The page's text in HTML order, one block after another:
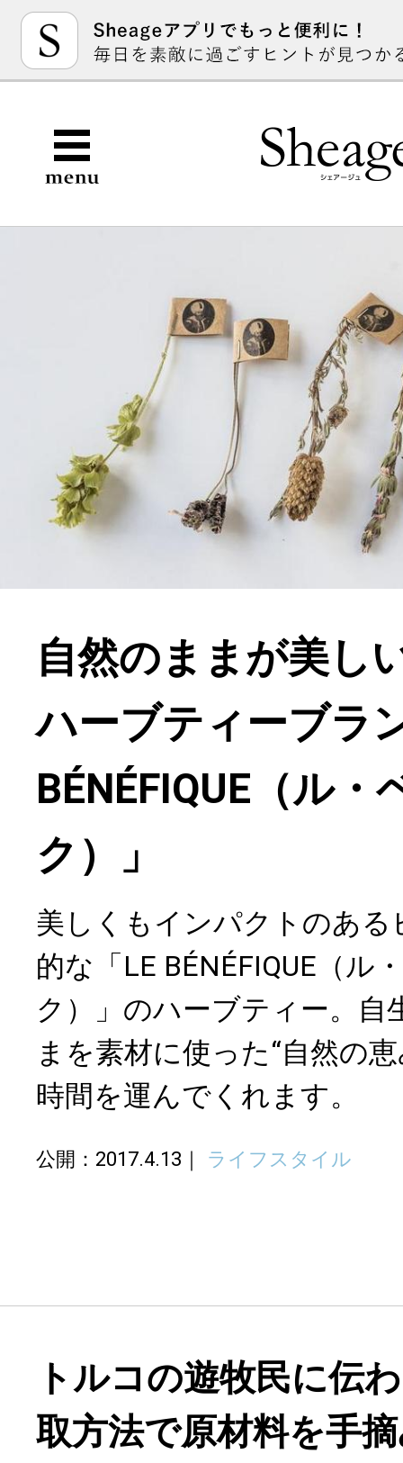
自然のままが美し
ハーブティーブラ
BÉNÉFIQUE（ル・
ク）」
美しくもインパクトのある
的な「LE BÉNÉFIQUE（ル
ク）」のハーブティー。自
まを素材に使った“自然の
時間を運んでくれます。
公開：2017.4.13 ライフスタイル
トルコの遊牧民に伝
取方法で原材料を手